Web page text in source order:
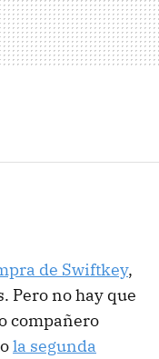
de Swiftkey,
Pero no hay que
compañero
la segunda